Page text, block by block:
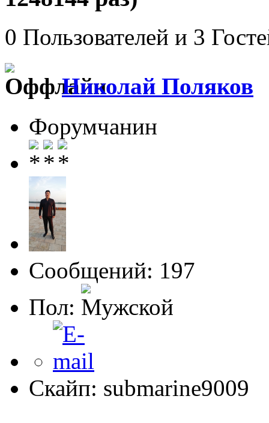
0 Пользователей и 3
Николай Поляков
Форумчанин
Сообщений: 197
Пол:
Скайп: submarine9009